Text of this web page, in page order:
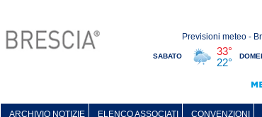
ARCHIVIO NOTIZIE ELENCO ASSOCIATI CONVENZIONI